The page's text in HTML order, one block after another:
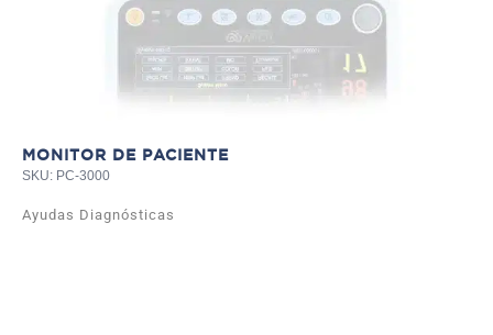
MONITOR DE PACIENTE
SKU: PC-3000
Ayudas Diagnósticas